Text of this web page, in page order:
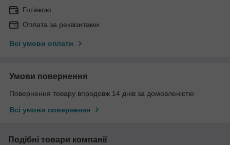
Готівкою
Оплата за реквізитами
Всі умови оплати
Умови повернення
Повернення товару впродовж 14 днів за домовленістю
Всі умови повернення
Подібні товари компанії